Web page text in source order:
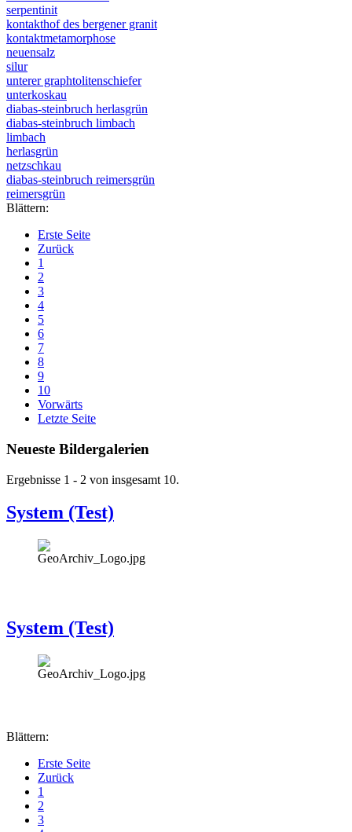
serpentinit
kontakthof des bergener granit
kontaktmetamorphose
neuensalz
silur
unterer graphtolitenschiefer
unterkoskau
diabas-steinbruch herlasgrün
diabas-steinbruch limbach
limbach
herlasgrün
netzschkau
diabas-steinbruch reimersgrün
reimersgrün
Blättern:
Erste Seite
Zurück
1
2
3
4
5
6
7
8
9
10
Vorwärts
Letzte Seite
Neueste Bildergalerien
Ergebnisse 1 - 2 von insgesamt 10.
System (Test)
System (Test)
Blättern:
Erste Seite
Zurück
1
2
3